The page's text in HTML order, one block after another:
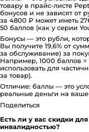
товару в прайс-листе
бонусов и не зависят от
за 4800 ₽ может иметь
50 баллов (как у серии
Бонусы — это рубли,
Вы получите 19,6% от
за обслуживание) за
Например, 1000 баллов
использовать для
за товар).
Отличие: баллы — это
реальные деньги на
Поделиться
Есть ли у вас скидки
инвалидностью?